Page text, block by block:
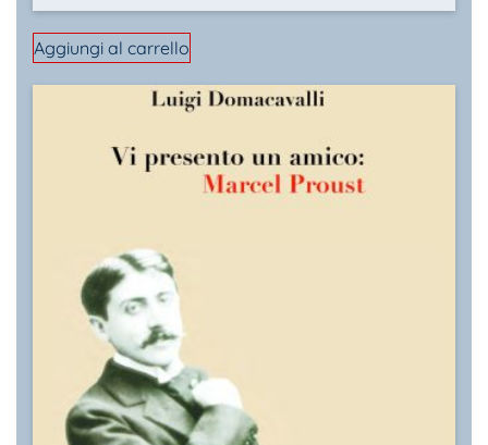
Aggiungi al carrello